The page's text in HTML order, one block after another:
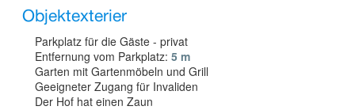
Objektexterier
Parkplatz für die Gäste - privat
Entfernung vom Parkplatz: 5 m
Garten mit Gartenmöbeln und Grill
Geeigneter Zugang für Invaliden
Der Hof hat einen Zaun